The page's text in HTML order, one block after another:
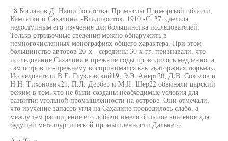
18 Богданов Д. Наши богатства. Промыслы Приморской области,
Камчатки и Сахалина. -Владивосток, 1910.-С. 37. сделала
недоступным его изучение для большинства исследователей.
Только отрывочные сведения можно обнаружить в
немногочисленных монографиях общего характера. При этом
большинство авторов 20-х - середины 30-х гг. признавали, что
исследование Сахалина в прежние годы проводилось медленно, а
сам остров по-прежнему воспринимался как «каторжная тюрьма».
Исследователи В.Е. Глуздовский19, Э.Э. Анерт20, Д.В. Соколов и
Н.Н. Тихонович21, П.Л. Дербер и M.JI. Шер22 обвиняли царский
режим в том, что не были созданы необходимые условия для
развития угольной промышленности на острове. Они отмечали,
что изучение запасов угля на Сахалине проводилось слабо, а
между тем расширение его добычи имело большое значение для
будущей металлургической промышленности Дальнего